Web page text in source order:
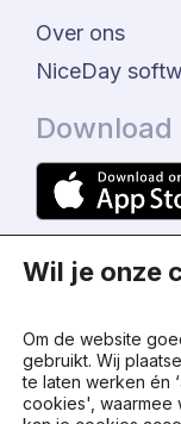
Over ons
NiceDay
© 2024 -
Wil je onze
Om de website
gebruikt. Wij
te laten werken én
cookies', waarmee